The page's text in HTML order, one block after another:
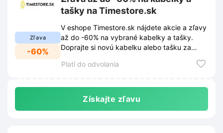
Zľava
-60%
tašky na Timestore.sk
V eshope Timestore.sk nájdete akcie a zľavy
až do -60% na vybrané kabelky a tašky.
Doprajte si novú kabelku alebo tašku za
Platí do odvolania
Získajte zľavu